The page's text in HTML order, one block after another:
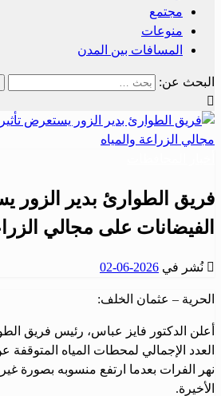
مجتمع
منوعات
المسافات بين المدن
البحث عن:
فريق الطوارئ بدير الزور
الفيضانات على مجالي
نُشر في 2026-06-02
الحرية – عثمان الخلف:
أعلن الدكتور فايز عباس، رئيس فريق
العدد الإجمالي لمحطات المياه
نهر الفرات بعدما ارتفع منسوبه بصورة
الأخيرة.